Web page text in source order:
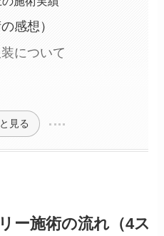
感想）
について
見る
ー施術の流れ（4ス